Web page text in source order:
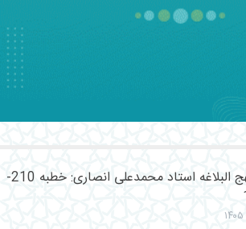
شرح نهج البلاغه استاد محمدعلی انصاری: خطبه 210-